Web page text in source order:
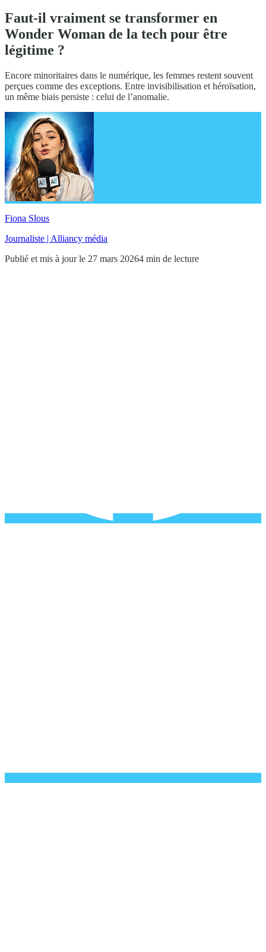
Faut-il vraiment se transformer en
Wonder Woman de la tech pour être
légitime ?
Encore minoritaires dans le numérique, les femmes restent souvent
perçues comme des exceptions. Entre invisibilisation et héroïsation,
un même biais persiste : celui de l’anomalie.
Fiona Slous
Journaliste | Alliancy média
Publié et mis à jour le 27 mars 20264 min de lecture